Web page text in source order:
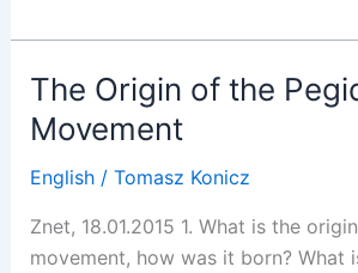
The Origin of the
Movement
English/ Tomasz Konicz
Znet, 18.01.2015 1. What is the
movement, how was it born? What